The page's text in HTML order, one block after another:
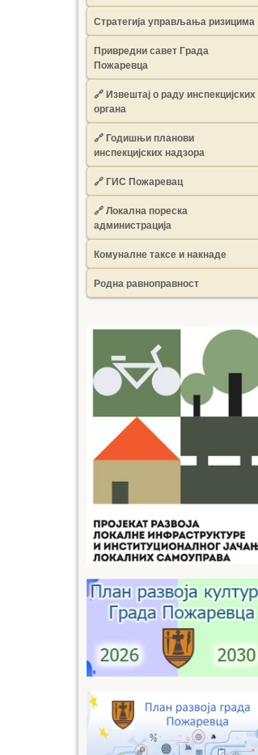
Стратегија управљања ризицима
Привредни савет Града
Пожаревца
🔗Извештај о раду инспекцијских
органа
🔗Годишњи планови
инспекцијских надзора
🔗 ГИС Пожаревац
🔗 Локална пореска
администрација
Комуналне таксе и накнаде
Родна равноправност